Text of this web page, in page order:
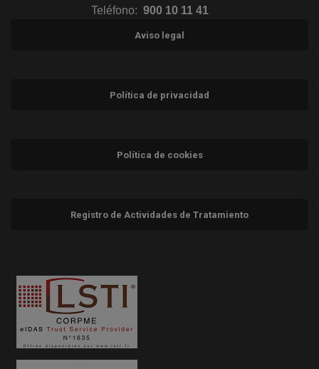
Teléfono: 900 10 11 41
Aviso legal
Política de privacidad
Política de cookies
Registro de Actividades de Tratamiento